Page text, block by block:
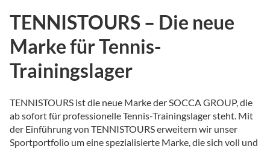
TENNISTOURS – Die neue
Marke für Tennis-
Trainingslager
TENNISTOURS ist die neue Marke der SOCCA GROUP, die
ab sofort für professionelle Tennis-Trainingslager steht. Mit
der Einführung von TENNISTOURS erweitern wir unser
Sportportfolio um eine spezialisierte Marke, die sich voll und